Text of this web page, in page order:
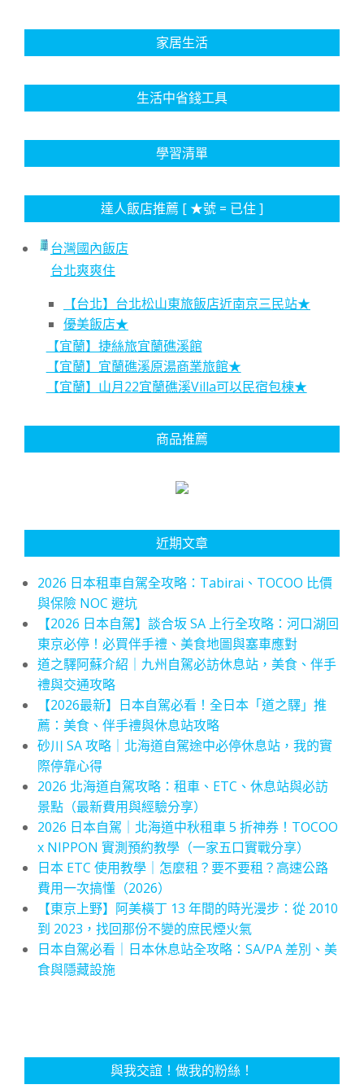
家居生活
生活中省錢工具
學習清單
達人飯店推薦 [ ★號 = 已住 ]
台灣國內飯店
台北爽爽住
【台北】台北松山東旅飯店近南京三民站★
優美飯店★
【宜蘭】捷絲旅宜蘭礁溪館
【宜蘭】宜蘭礁溪原湯商業旅館★
【宜蘭】山月22宜蘭礁溪Villa可以民宿包棟★
商品推薦
近期文章
2026 日本租車自駕全攻略：Tabirai、TOCOO 比價
與保險 NOC 避坑
【2026 日本自駕】談合坂 SA 上行全攻略：河口湖回
東京必停！必買伴手禮、美食地圖與塞車應對
道之驛阿蘇介紹｜九州自駕必訪休息站，美食、伴手
禮與交通攻略
【2026最新】日本自駕必看！全日本「道之驛」推
薦：美食、伴手禮與休息站攻略
砂川 SA 攻略｜北海道自駕途中必停休息站，我的實
際停靠心得
2026 北海道自駕攻略：租車、ETC、休息站與必訪
景點（最新費用與經驗分享）
2026 日本自駕｜北海道中秋租車 5 折神券！TOCOO
x NIPPON 實測預約教學（一家五口實戰分享）
日本 ETC 使用教學｜怎麼租？要不要租？高速公路
費用一次搞懂（2026）
【東京上野】阿美橫丁 13 年間的時光漫步：從 2010
到 2023，找回那份不變的庶民煙火氣
日本自駕必看｜日本休息站全攻略：SA/PA 差別、美
食與隱藏設施
與我交誼！做我的粉絲！